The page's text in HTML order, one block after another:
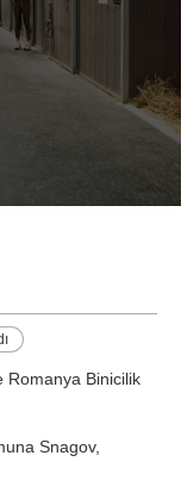
Romanya Binicilik
Snagov,